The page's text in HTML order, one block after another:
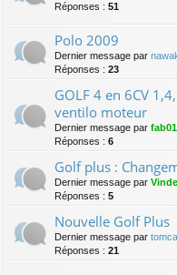
Réponses : 51
Polo 2009
Dernier message par
Réponses : 23
GOLF 4 en 6CV
ventilo moteur
Dernier message par fab01
Réponses : 6
Golf plus :
Dernier message par Vindel
Réponses : 5
Nouvelle Golf Plus
Dernier message par
Réponses : 21